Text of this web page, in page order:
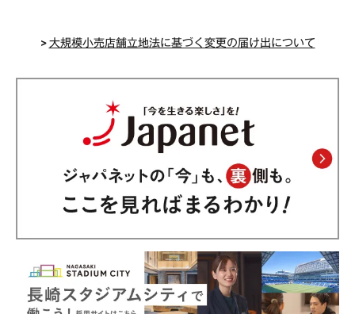
>大規模小売店舗立地法に基づく変更の届け出について